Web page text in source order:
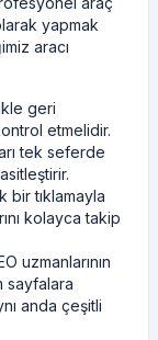
yapmak
aracı
geri
etmelidir.
tek seferde
bir tıklamayla
kolayca takip
uzmanlarının
sayfalara
anda çeşitli